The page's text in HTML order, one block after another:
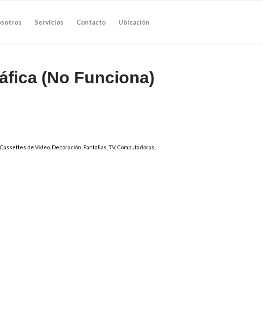
Servicios Contacto Ubicación
(No Funciona)
de Video ,Decoración ,Pantallas, TV, Computadoras,